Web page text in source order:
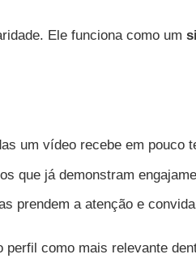
Ele funciona como um
um vídeo recebe em pouco
que já demonstram
prendem a atenção e
como mais relevante